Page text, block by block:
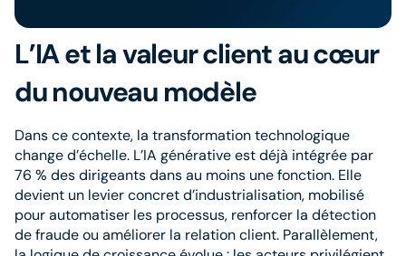
L’IA et la valeur client au cœur
du nouveau modèle
Dans ce contexte, la transformation technologique
change d’échelle. L’IA générative est déjà intégrée par
76 % des dirigeants dans au moins une fonction. Elle
devient un levier concret d’industrialisation, mobilisé
pour automatiser les processus, renforcer la détection
de fraude ou améliorer la relation client. Parallèlement,